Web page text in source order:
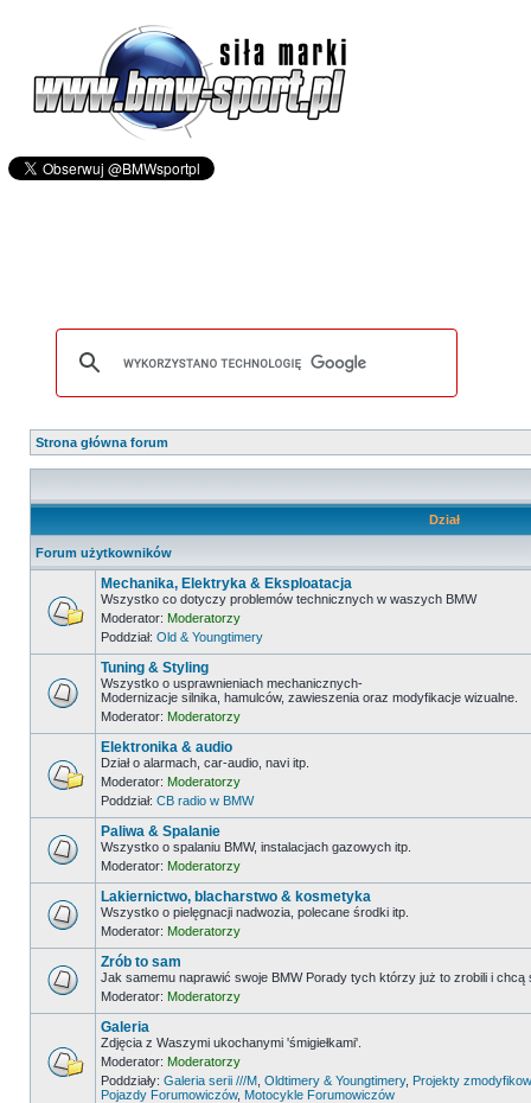
Strona główna forum
Dział
Forum użytkowników
Mechanika, Elektryka & Eksploatacja
Wszystko co dotyczy problemów technicznych w waszych BMW
Moderator: Moderatorzy
Poddział: Old & Youngtimery
Tuning & Styling
Wszystko o usprawnieniach mechanicznych-
Modernizacje silnika, hamulców, zawieszenia oraz modyfikacje wizualne.
Moderator: Moderatorzy
Elektronika & audio
Dział o alarmach, car-audio, navi itp.
Moderator: Moderatorzy
Poddział: CB radio w BMW
Paliwa & Spalanie
Wszystko o spalaniu BMW, instalacjach gazowych itp.
Moderator: Moderatorzy
Lakiernictwo, blacharstwo & kosmetyka
Wszystko o pielęgnacji nadwozia, polecane środki itp.
Moderator: Moderatorzy
Zrób to sam
Jak samemu naprawić swoje BMW Porady tych którzy już to zrobili i
Moderator: Moderatorzy
Galeria
Zdjęcia z Waszymi ukochanymi 'śmigiełkami'.
Moderator: Moderatorzy
Poddziały: Galeria serii ///M Oldtimery & Youngtimery, Projekty
Pojazdy Forumowiczów, Motocykle Forumowiczów